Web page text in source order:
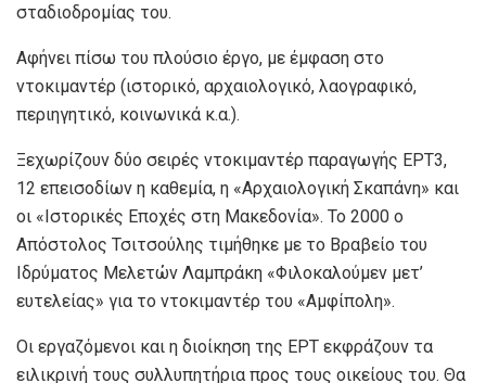
σταδιοδρομίας του.
Αφήνει πίσω του πλούσιο έργο, με έμφαση στο
ντοκιμαντέρ (ιστορικό, αρχαιολογικό, λαογραφικό,
περιηγητικό, κοινωνικά κ.α.).
Ξεχωρίζουν δύο σειρές ντοκιμαντέρ παραγωγής ΕΡΤ3,
12 επεισοδίων η καθεμία, η «Αρχαιολογική Σκαπάνη» και
οι «Ιστορικές Εποχές στη Μακεδονία». Το 2000 ο
Απόστολος Τσιτσούλης τιμήθηκε με το Βραβείο του
Ιδρύματος Μελετών Λαμπράκη «Φιλοκαλούμεν μετ’
ευτελείας» για το ντοκιμαντέρ του «Αμφίπολη».
Οι εργαζόμενοι και η διοίκηση της ΕΡΤ εκφράζουν τα
ειλικρινή τους συλλυπητήρια προς τους οικείους του. Θα